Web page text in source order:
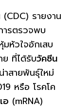
รายงาน
ารตรวจพบ
มหัวใจอักเสบ
ย ที่ได้รับวัคซีน
าสายพันธุ์ใหม่
หรือ โรคโค
อ (mRNA)